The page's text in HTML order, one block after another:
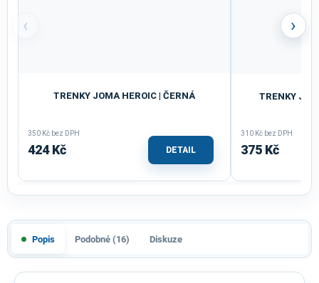
‹
TRENKY JOMA HEROIC | ČERNÁ
350 Kč bez DPH
424 Kč DETAIL
TRENKY
310 Kč bez DPH
375 Kč
›
Popis Podobné (16) Diskuze